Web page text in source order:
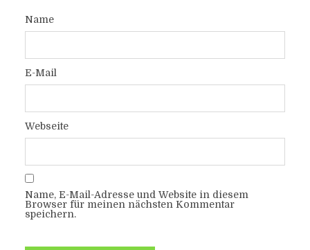
Name
E-Mail
Webseite
Name, E-Mail-Adresse und Website in diesem
Browser für meinen nächsten Kommentar
speichern.